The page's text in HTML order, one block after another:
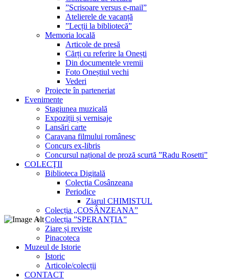
”Scrisoare versus e-mail”
Atelierele de vacanță
”Lecții la bibliotecă”
Memoria locală
Articole de presă
Cărți cu referire la Onești
Din documentele vremii
Foto Oneștiul vechi
Vederi
Proiecte în parteneriat
Evenimente
Stagiunea muzicală
Expoziții și vernisaje
Lansări carte
Caravana filmului românesc
Concurs ex-libris
Concursul național de proză scurtă ”Radu Rosetti”
COLECŢII
Biblioteca Digitală
Colecţia Cosânzeana
Periodice
Ziarul CHIMISTUL
Colecția „COSÂNZEANA”
Colecția ”SPERANȚIA”
Ziare și reviste
Pinacoteca
Muzeul de Istorie
Istoric
Articole/colecții
CONTACT